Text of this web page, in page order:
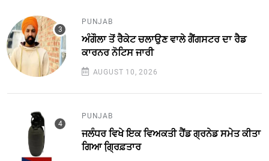
PUNJAB
ਅੰਗੌਲਾ ਤੋਂ ਰੈਕੇਟ ਚਲਾਉਣ ਵਾਲੇ ਗੈਂਗਸਟਰ ਦਾ ਰੈਡ
ਕਾਰਨਰ ਨੋਟਿਸ ਜਾਰੀ
AUGUST 10, 2026
PUNJAB
ਜਲੰਧਰ ਵਿਖੇ ਇਕ ਵਿਅਕਤੀ ਹੈਂਡ ਗ੍ਰਨੇਡ ਸਮੇਤ ਕੀਤਾ
ਗਿਆ ਗ੍ਰਿ਼ਫ਼ਤਾਰ